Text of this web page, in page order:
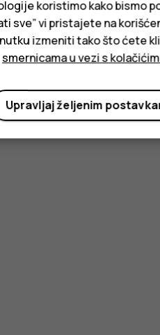
koristimo kako bismo
sve” vi pristajete na
izmeniti tako što ćete
smernicama u vezi s
Upravljaj željenim